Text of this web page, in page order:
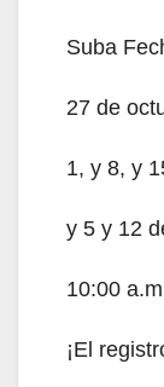
Suba
27 de
1, y 8, y
y 5 y 12
10:00
¡El